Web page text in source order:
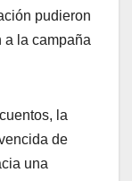
pudieron
a la campaña
la
de
una